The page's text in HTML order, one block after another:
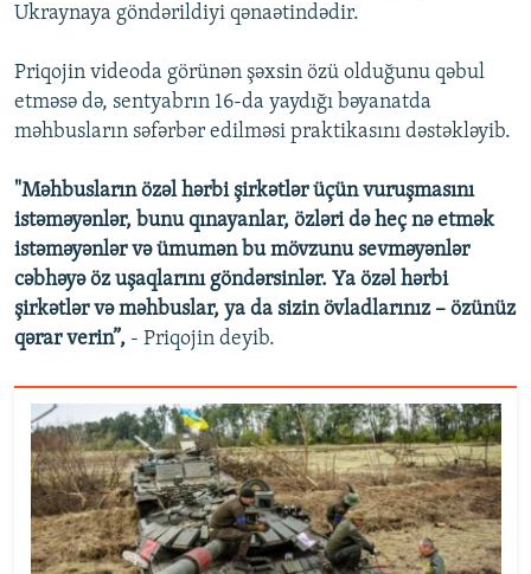
Ukraynaya göndərildiyi qənaətindədir.
Priqojin videoda görünən şəxsin özü olduğunu qəbul
etməsə də, sentyabrın 16-da yaydığı bəyanatda
məhbusların səfərbər edilməsi praktikasını dəstəkləyib.
"Məhbusların özəl hərbi şirkətlər üçün vuruşmasını
istəməyənlər, bunu qınayanlar, özləri də heç nə etmək
istəməyənlər və ümumən bu mövzunu sevməyənlər
cəbhəyə öz uşaqlarını göndərsinlər. Ya özəl hərbi
şirkətlər və məhbuslar, ya da sizin övladlarınız – özünüz
qərar verin”, - Priqojin deyib.